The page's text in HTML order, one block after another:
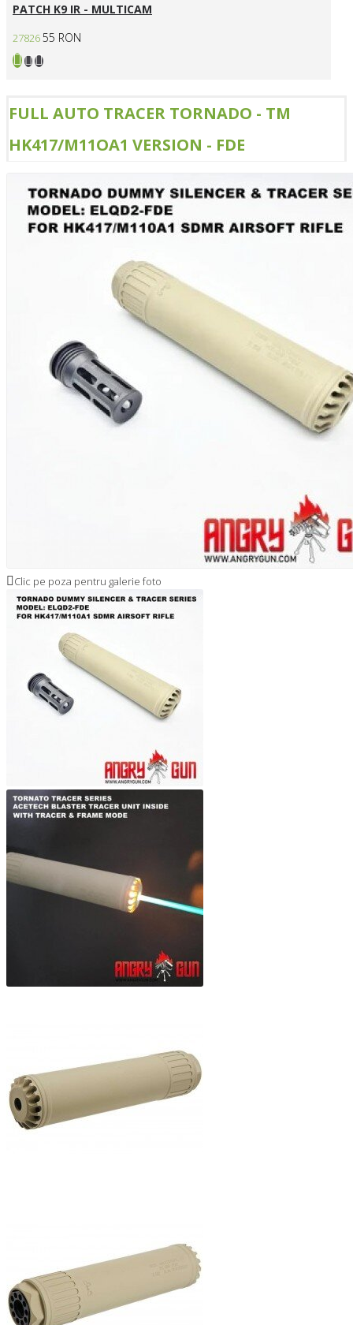
PATCH K9 IR - MULTICAM
2782655 RON
FULL AUTO TRACER TORNADO - TM
HK417/M11OA1 VERSION - FDE
Clic pe poza pentru galerie foto